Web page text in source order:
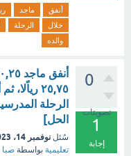
أنفق ماجد
خلال
الرحلة
والده
0
تصويتات
1
إجابة
الرحلة
الحل]
سُئل نوفمبر 14، 2023
تعليمية بواسطة صبا